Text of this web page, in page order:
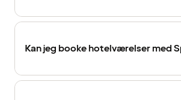
Kan jeg booke hotelværelser med